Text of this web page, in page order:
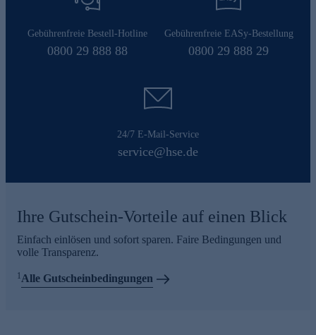
Gebührenfreie Bestell-Hotline
0800 29 888 88
Gebührenfreie EASy-Bestellung
0800 29 888 29
24/7 E-Mail-Service
service@hse.de
Ihre Gutschein-Vorteile auf einen Blick
Einfach einlösen und sofort sparen. Faire Bedingungen und
volle Transparenz.
1Alle Gutscheinbedingungen